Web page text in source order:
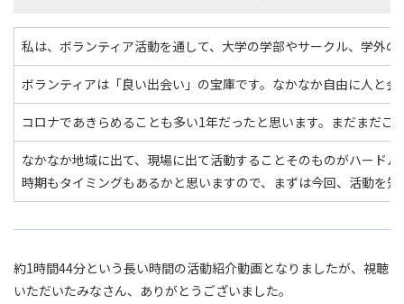
私は、ボランティア活動を通して、大学の学部やサークル、学外
ボランティアは「良い出会い」の宝庫です。なかなか自由に人と
コロナであきらめることも多い1年だったと思います。まだまだ
なかなか地域に出て、現場に出て活動することそのものがハード
時期もタイミングもあるかと思いますので、まずは今回、活動を
約1時間44分という長い時間の活動紹介動画となりましたが、視聴
いただいたみなさん、ありがとうございました。